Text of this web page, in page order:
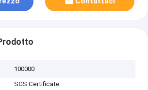
100000
SGS Certificate